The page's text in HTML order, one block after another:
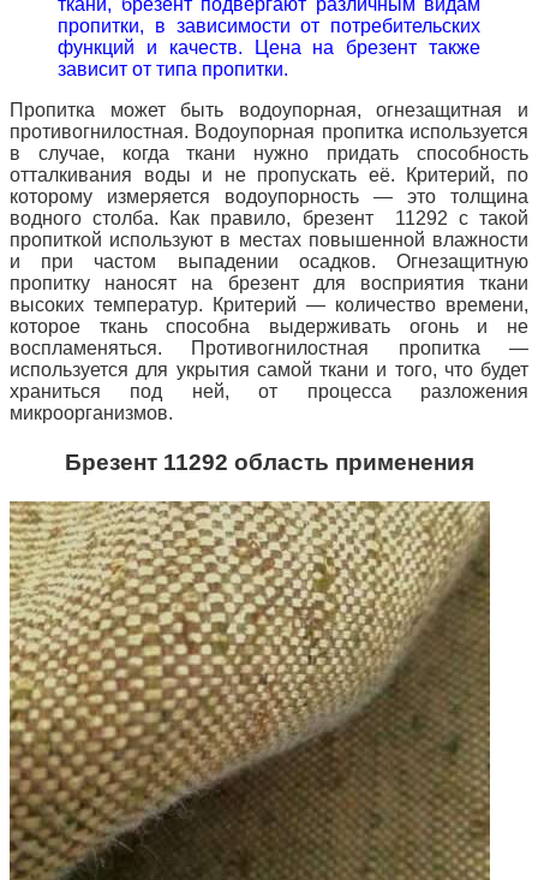
пропитки, в зависимости от потребительских
функций и качеств.
Цена на брезент также
зависит от типа пропитки.
Пропитка может быть водоупорная, огнезащитная и
противогнилостная. Водоупорная пропитка используется
в случае, когда ткани нужно придать способность
отталкивания воды и не пропускать её. Критерий, по
которому измеряется водоупорность — это толщина
водного столба. Как правило, брезент 11292 с такой
пропиткой используют в местах повышенной влажности
и при частом выпадении осадков. Огнезащитную
пропитку наносят на брезент для восприятия ткани
высоких температур. Критерий — количество времени,
которое ткань способна выдерживать огонь и не
воспламеняться. Противогнилостная пропитка —
используется для укрытия самой ткани и того, что будет
храниться под ней, от процесса разложения
микроорганизмов.
Брезент 11292 область применения